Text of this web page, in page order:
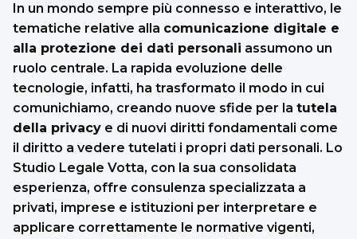
In un mondo sempre più connesso e interattivo, le
tematiche relative alla comunicazione digitale e
alla protezione dei dati personali assumono un
ruolo centrale. La rapida evoluzione delle
tecnologie, infatti, ha trasformato il modo in cui
comunichiamo, creando nuove sfide per la tutela
della privacy e di nuovi diritti fondamentali come
il diritto a vedere tutelati i propri dati personali. Lo
Studio Legale Votta, con la sua consolidata
esperienza, offre consulenza specializzata a
privati, imprese e istituzioni per interpretare e
applicare correttamente le normative vigenti,